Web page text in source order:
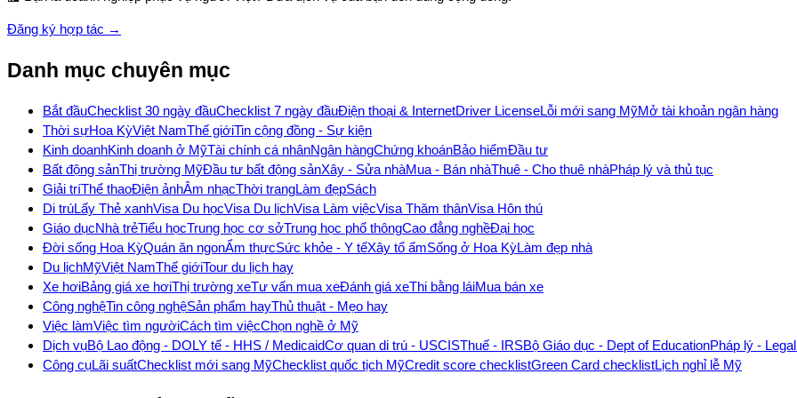
Đăng ký hợp tác →
Danh mục chuyên mục
Bắt đầuChecklist 30 ngày đầuChecklist 7 ngày đầuĐiện thoại & InternetDriver LicenseLỗi mới sang MỹMở tài khoản ngân hàng
Thời sựHoa KỳViệt NamThế giớiTin cộng đồng - Sự kiện
Kinh doanhKinh doanh ở MỹTài chính cá nhânNgân hàngChứng khoánBảo hiểmĐầu tư
Bất động sảnThị trường MỹĐầu tư bất động sảnXây - Sửa nhàMua - Bán nhàThuê - Cho thuê nhàPháp lý và thủ tục
Giải tríThể thaoĐiện ảnhÂm nhạcThời trangLàm đẹpSách
Di trúLấy Thẻ xanhVisa Du họcVisa Du lịchVisa Làm việcVisa Thăm thânVisa Hôn thú
Giáo dụcNhà trẻTiểu họcTrung học cơ sởTrung học phổ thôngCao đẳng nghềĐại học
Đời sống Hoa KỳQuán ăn ngonẨm thựcSức khỏe - Y tếXây tổ ấmSống ở Hoa KỳLàm đẹp nhà
Du lịchMỹViệt NamThế giớiTour du lịch hay
Xe hơiBảng giá xe hơiThị trường xeTư vấn mua xeĐánh giá xeThi bằng láiMua bán xe
Công nghệTin công nghệSản phẩm hayThủ thuật - Mẹo hay
Việc làmViệc tìm ngườiCách tìm việcChọn nghề ở Mỹ
Dịch vụBộ Lao động - DOLY tế - HHS / MedicaidCơ quan di trú - USCISThuế - IRSBộ Giáo dục - Dept of EducationPháp lý -
Công cụLãi suấtChecklist mới sang MỹChecklist quốc tịch MỹCredit score checklistGreen Card checklistLịch nghỉ lễ Mỹ